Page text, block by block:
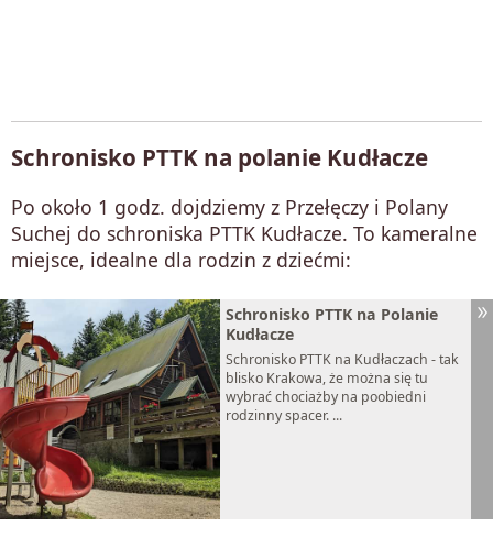
Schronisko PTTK na polanie Kudłacze
Po około 1 godz. dojdziemy z Przełęczy i Polany
Suchej do schroniska PTTK Kudłacze. To kameralne
miejsce, idealne dla rodzin z dziećmi:
Schronisko PTTK na Polanie
Kudłacze
Schronisko PTTK na Kudłaczach - tak
blisko Krakowa, że można się tu
wybrać chociażby na poobiedni
rodzinny spacer. ...